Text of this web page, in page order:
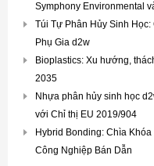
Symphony Environmental
Túi Tự Phân Hủy Sinh
Phụ Gia d2w
Bioplastics: Xu hướng,
2035
Nhựa phân hủy sinh học
với Chỉ thị EU 2019/904
Hybrid Bonding: Chìa
Công Nghiệp Bán Dẫn